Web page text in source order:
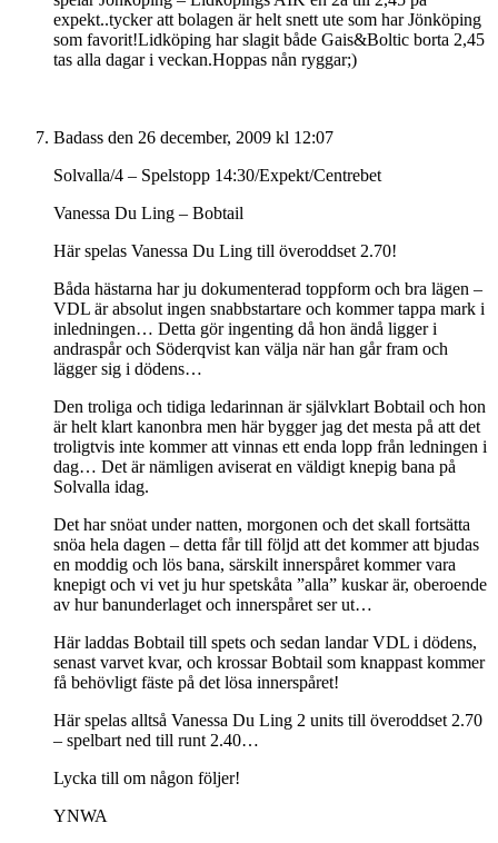
expekt..tycker att bolagen är helt snett ute som har Jönköping
som favorit!Lidköping har slagit både Gais&Boltic borta 2,45
tas alla dagar i veckan.Hoppas nån ryggar;)
Badass den 26 december, 2009 kl 12:07
Solvalla/4 – Spelstopp 14:30/Expekt/Centrebet
Vanessa Du Ling – Bobtail
Här spelas Vanessa Du Ling till överoddset 2.70!
Båda hästarna har ju dokumenterad toppform och bra lägen –
VDL är absolut ingen snabbstartare och kommer tappa mark i
inledningen… Detta gör ingenting då hon ändå ligger i
andraspår och Söderqvist kan välja när han går fram och
lägger sig i dödens…
Den troliga och tidiga ledarinnan är självklart Bobtail och hon
är helt klart kanonbra men här bygger jag det mesta på att det
troligtvis inte kommer att vinnas ett enda lopp från ledningen i
dag… Det är nämligen aviserat en väldigt knepig bana på
Solvalla idag.
Det har snöat under natten, morgonen och det skall fortsätta
snöa hela dagen – detta får till följd att det kommer att bjudas
en moddig och lös bana, särskilt innerspåret kommer vara
knepigt och vi vet ju hur spetskåta ”alla” kuskar är, oberoende
av hur banunderlaget och innerspåret ser ut…
Här laddas Bobtail till spets och sedan landar VDL i dödens,
senast varvet kvar, och krossar Bobtail som knappast kommer
få behövligt fäste på det lösa innerspåret!
Här spelas alltså Vanessa Du Ling 2 units till överoddset 2.70
– spelbart ned till runt 2.40…
Lycka till om någon följer!
YNWA